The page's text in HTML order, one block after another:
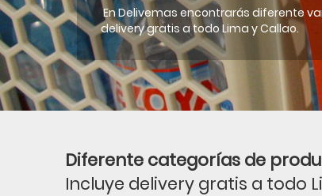
En Delivemas encontrarás diferente
delivery gratis a todo Lima y Callao.
Diferente categorías de
Incluye delivery gratis a todo